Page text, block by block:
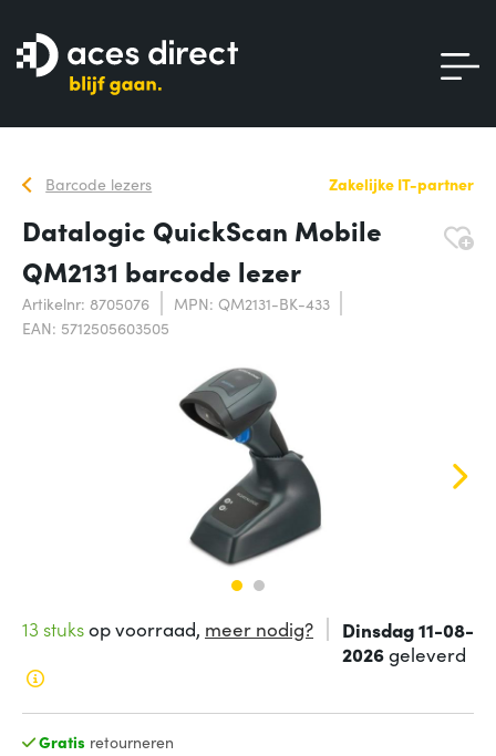
Barcode lezers Zakelijke IT-partner
Datalogic QuickScan Mobile
QM2131 barcode lezer
Artikelnr: 8705076
MPN: QM2131-BK-433
EAN: 5712505603505
13 stuksop voorraad, meer nodig?
Dinsdag 11-08-
2026geleverd
Gratis retourneren